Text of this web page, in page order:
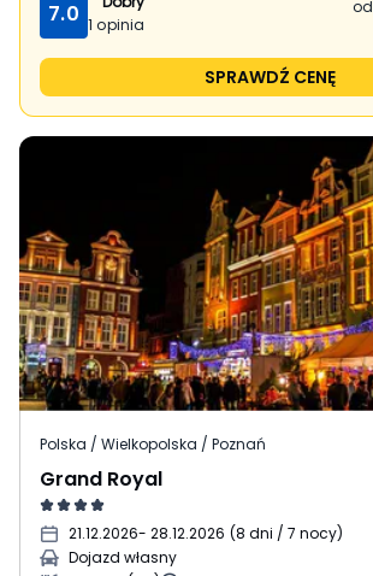
7.0 1 opinia
od
SPRAWDŹ CENĘ
Polska / Wielkopolska / Poznań
Grand Royal
21.12.2026- 28.12.2026 (8 dni / 7 nocy)
Dojazd własny